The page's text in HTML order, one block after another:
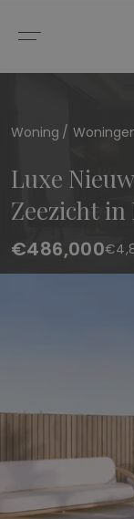
Woning
Luxe
Zeezicht
€486,000€